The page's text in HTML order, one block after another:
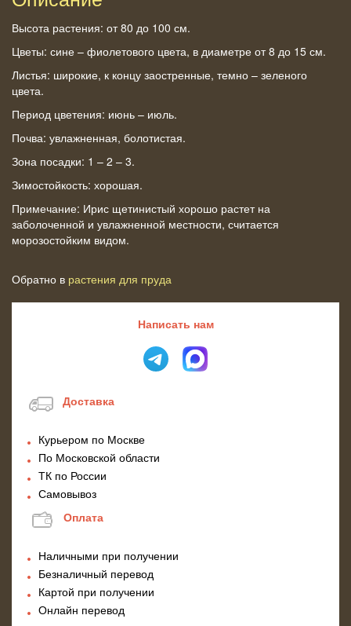
Высота растения: от 80 до 100 см.
Цветы: сине – фиолетового цвета, в диаметре от 8 до 15 см.
Листья: широкие, к концу заостренные, темно – зеленого
цвета.
Период цветения: июнь – июль.
Почва: увлажненная, болотистая.
Зона посадки: 1 – 2 – 3.
Зимостойкость: хорошая.
Примечание: Ирис щетинистый хорошо растет на
заболоченной и увлажненной местности, считается
морозостойким видом.
Обратно в растения для пруда
Написать нам
Доставка
Курьером по Москве
По Московской области
ТК по России
Самовывоз
Оплата
Наличными при получении
Безналичный перевод
Картой при получении
Онлайн перевод